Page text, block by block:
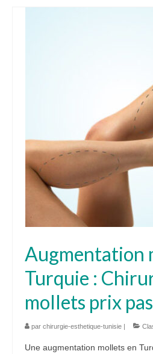
Interventions
Augmentation
Turquie :
mollets prix
par chirurgie-esthetique-tunisie |
Une augmentation mollets en